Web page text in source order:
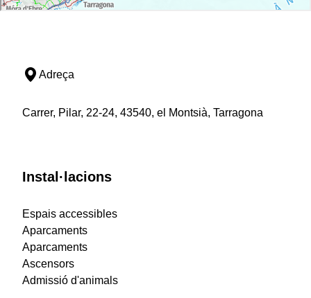
Adreça
Carrer, Pilar, 22-24, 43540, el Montsià, Tarragona
Instal·lacions
Espais accessibles
Aparcaments
Aparcaments
Ascensors
Admissió d'animals